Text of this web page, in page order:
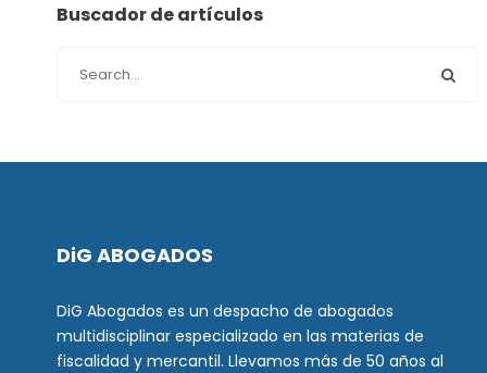
Buscador de artículos
DiG ABOGADOS
DiG Abogados es un despacho de abogados
multidisciplinar especializado en las materias de
fiscalidad y mercantil. Llevamos más de 50 años al